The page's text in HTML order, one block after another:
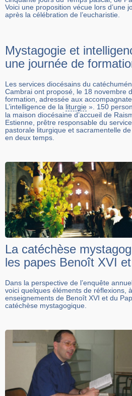
Voici une proposition vécue lors d’une
après la célébration de l’eucharistie.
Mystagogie et
une journée de
Les services diocésains du
Cambrai ont proposé, le 18 novembre
formation, adressée aux
L’intelligence de la liturgie ». 150
la maison diocésaine d’accueil de
Estienne, prêtre responsable du
pastorale liturgique et sacramentelle
en deux temps.
La catéchèse
les papes Benoît XVI
Dans la perspective de l’enquête
voici quelques éléments de réflexions,
enseignements de Benoît XVI et du
catéchèse mystagogique.